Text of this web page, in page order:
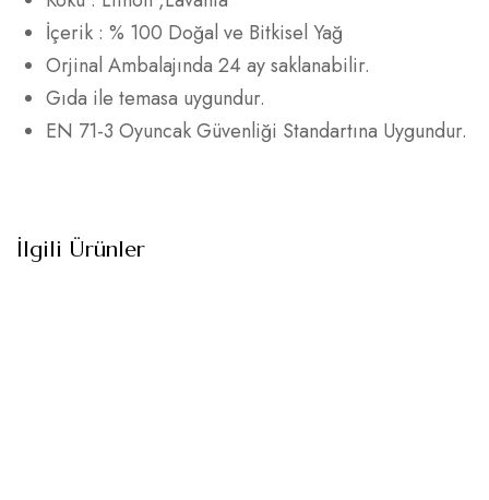
İçerik : % 100 Doğal ve Bitkisel Yağ
Orjinal Ambalajında 24 ay saklanabilir.
Gıda ile temasa uygundur.
EN 71-3 Oyuncak Güvenliği Standartına Uygundur.
İlgili Ürünler